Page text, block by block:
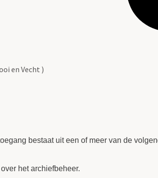
en Vecht )
bestaat uit een of meer van de
het archiefbeheer.